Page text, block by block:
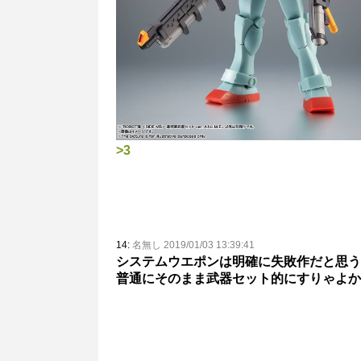
>3
14: 名無し 2019/01/03 13:39:41
システムウエポンは明確に失敗作だと思う
普通にそのまま武器セット的にすりゃよ